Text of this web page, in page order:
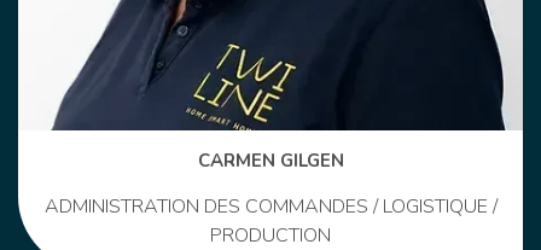
CARMEN GILGEN
ADMINISTRATION DES COMMANDES / LOGISTIQUE /
PRODUCTION